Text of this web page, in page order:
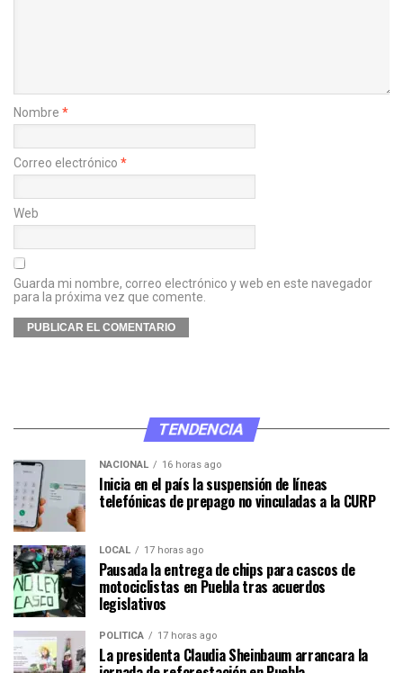
Nombre *
Correo electrónico *
Web
Guarda mi nombre, correo electrónico y web en este navegador
para la próxima vez que comente.
TENDENCIA
NACIONAL 16 horas ago
Inicia en el país la suspensión de líneas
telefónicas de prepago no vinculadas a la CURP
LOCAL 17 horas ago
Pausada la entrega de chips para cascos de
motociclistas en Puebla tras acuerdos
legislativos
POLÍTICA 17 horas ago
La presidenta Claudia Sheinbaum arrancara la